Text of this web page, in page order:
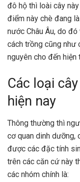
đô hộ thì loài cây
điểm này chè đang
nước Châu Âu, do
cách trồng cũng như
nguyên cho đến hiện
Các loại
hiện nay
Thông thường thì
cơ quan dinh dưỡng,
được các đặc tính
trên các căn cứ này
các nhóm chính là: